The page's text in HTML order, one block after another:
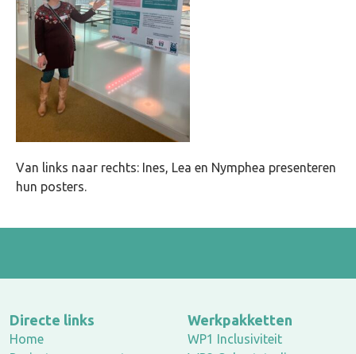
Van links naar rechts: Ines, Lea en Nymphea presenteren
hun posters.
Directe links
Home
Werkpakketten
WP1 Inclusiviteit